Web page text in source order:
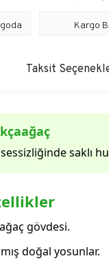
Kargo
Taksit
saklı
gövdesi.
doğal yosunlar.